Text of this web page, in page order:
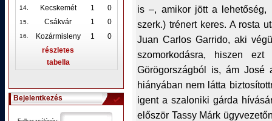
14. Kecskemét 1 0
15. Csákvár 1 0
16. Kozármisleny 1
0
részletes
tabella
Bejelentkezés
is –, amikor jött a
szerk.) trénert keres. A rosta
Juan Carlos Garrido, aki
szomorkodásra, hiszen
Görögországból is, ám José
hiányában nem látta
igent a szaloniki gárda
először Tassy Márk